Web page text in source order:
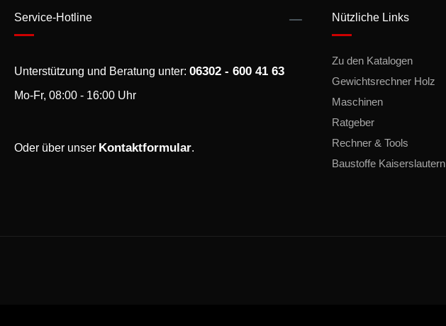
Service-Hotline
Unterstützung und Beratung unter: 06302 - 600 41 63
Mo-Fr, 08:00 - 16:00 Uhr
Oder über unser Kontaktformular.
Nützliche Links
Zu den Katalogen
Gewichtsrechner Holz
Maschinen
Ratgeber
Rechner & Tools
Baustoffe Kaiserslautern